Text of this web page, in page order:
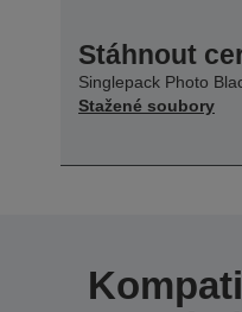
Stáhnout
Singlepack Photo
Stažené soubory